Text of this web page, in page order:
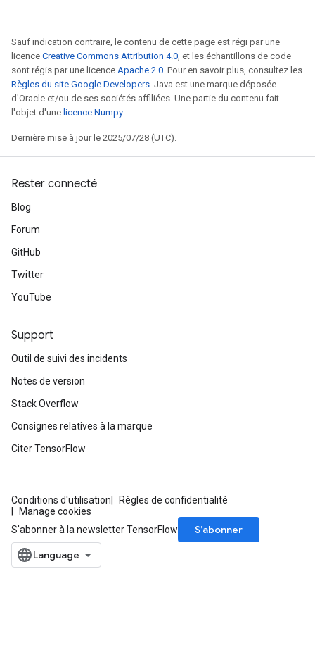
Sauf indication contraire, le contenu de cette page est régi par une
licence Creative Commons Attribution 4.0, et les échantillons de code
sont régis par une licence Apache 2.0. Pour en savoir plus, consultez les
Règles du site Google Developers. Java est une marque déposée
d'Oracle et/ou de ses sociétés affiliées. Une partie du contenu fait
l'objet d'une licence Numpy.
Dernière mise à jour le 2025/07/28 (UTC).
Rester connecté
Blog
Forum
GitHub
Twitter
YouTube
Support
Outil de suivi des incidents
Notes de version
Stack Overflow
Consignes relatives à la marque
Citer TensorFlow
Conditions d'utilisation
Règles de confidentialité
Manage cookies
S'abonner à la newsletter TensorFlow
S’abonner